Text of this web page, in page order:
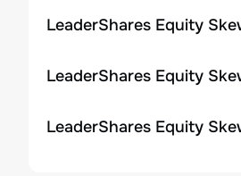
LeaderShares Equity
LeaderShares Equity
LeaderShares Equity